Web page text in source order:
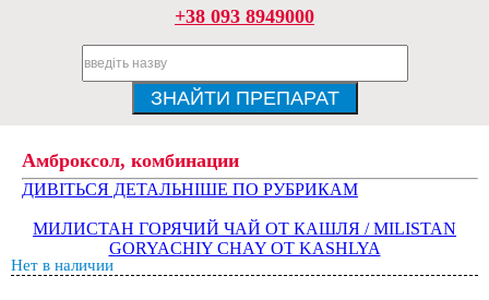
+38 093 8949000
Амброксол, комбинации
ДИВІТЬСЯ ДЕТАЛЬНІШЕ ПО РУБРИКАМ
МИЛИСТАН ГОРЯЧИЙ ЧАЙ ОТ КАШЛЯ / MILISTAN
GORYACHIY CHAY OT KASHLYA
Нет в наличии